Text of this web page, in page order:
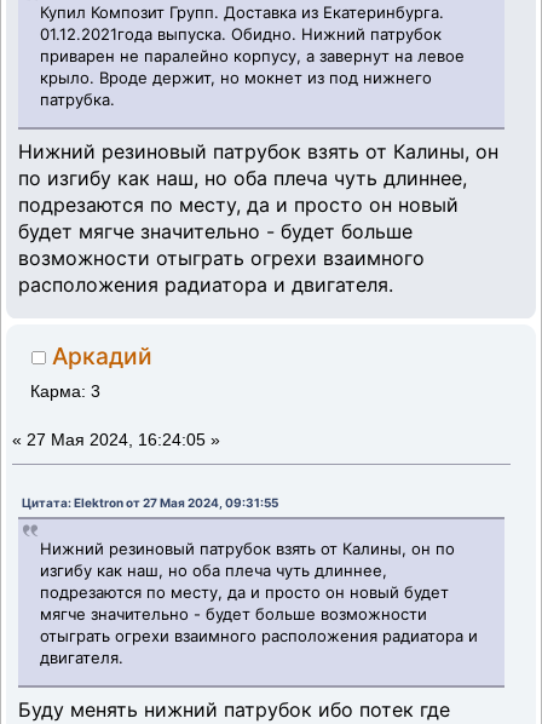
Купил Композит Групп. Доставка из Екатеринбурга.
01.12.2021года выпуска. Обидно. Нижний патрубок
приварен не паралейно корпусу, а завернут на левое
крыло. Вроде держит, но мокнет из под нижнего
патрубка.
Нижний резиновый патрубок взять от Калины, он
по изгибу как наш, но оба плеча чуть длиннее,
подрезаются по месту, да и просто он новый
будет мягче значительно - будет больше
возможности отыграть огрехи взаимного
расположения радиатора и двигателя.
Аркадий
Карма: 3
« 27 Мая 2024, 16:24:05 »
Цитата: Elektron от 27 Мая 2024, 09:31:55
Нижний резиновый патрубок взять от Калины, он по
изгибу как наш, но оба плеча чуть длиннее,
подрезаются по месту, да и просто он новый будет
мягче значительно - будет больше возможности
отыграть огрехи взаимного расположения радиатора и
двигателя.
Буду менять нижний патрубок ибо потек где